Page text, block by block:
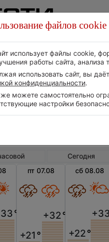
Сегодня
°
пт 07.08
+21 °
+32°
сб 08.08
+22°
файлов cookie
использует файлы cookie,
работы сайта,
использовать сайт, вы
конфиденциальности.
можете самостоятельно
настройки